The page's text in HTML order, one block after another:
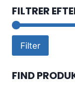
FILTRER
Filter
FIND